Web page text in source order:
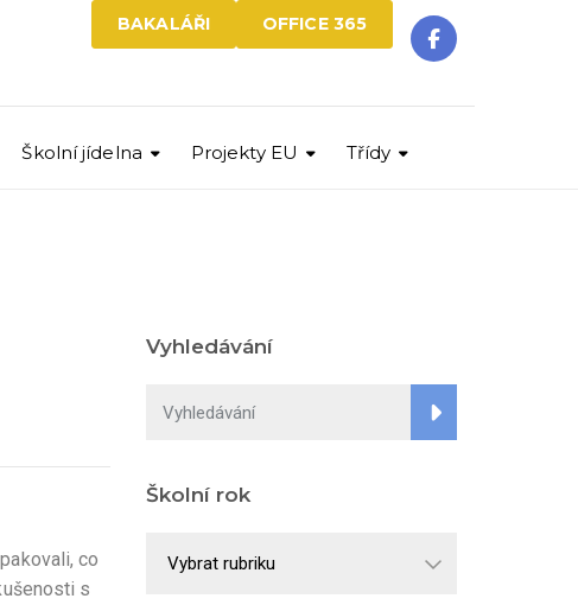
OFFICE 365
BAKALÁŘI
Školní jídelna Projekty EU Třídy
co
s
Vyhledávání
Školní rok